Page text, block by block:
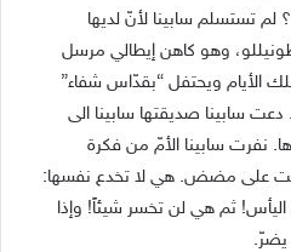
لم تستسلم سابينا لأنّ لديها
وهو كاهن إيطالي مرسل
الأيام ويحتفل “بقدّاس شفاء”
سابينا صديقتها سابينا الى
نفرت سابينا الأمّ من فكرة
على مضض. هي لا تخدع نفسها:
بل اليأس! ثم هي لن تخسر شيئاً! وإذا
يضرّ.